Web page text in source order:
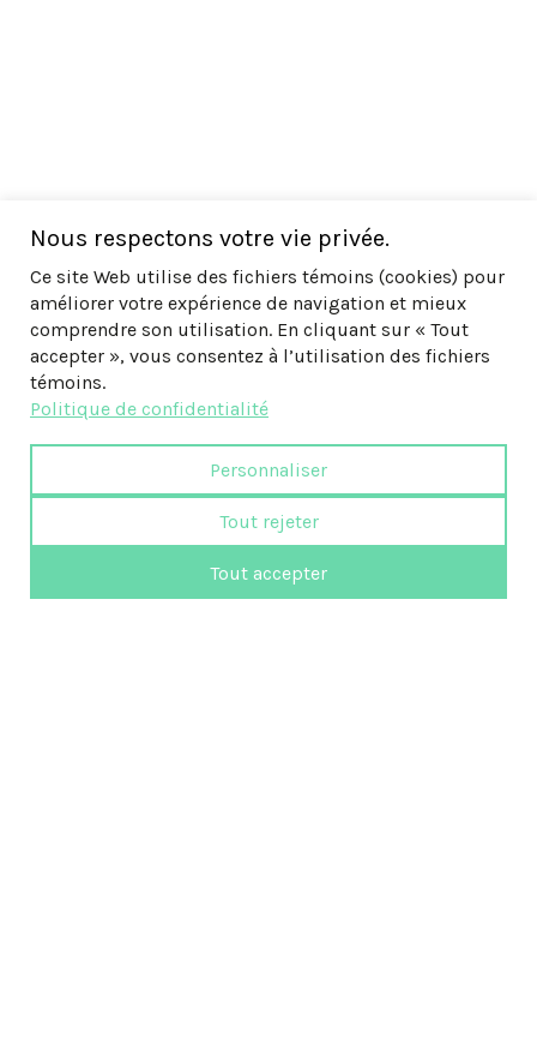
Nous respectons votre vie privée.
Ce site Web utilise des fichiers témoins (cookies) pour
améliorer votre expérience de navigation et mieux
comprendre son utilisation. En cliquant sur « Tout
accepter », vous consentez à l’utilisation des fichiers
témoins.
Politique de confidentialité
Personnaliser
Tout rejeter
Tout accepter